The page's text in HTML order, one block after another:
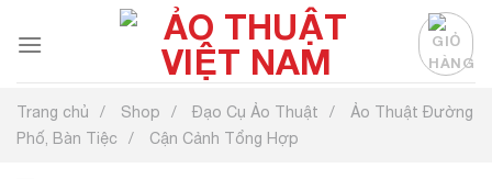
đến
Trang chủ Shop Đạo Cụ Ảo Thuật
Ảo Thuật Đường
Phố, Bàn Tiệc
Cận Cảnh Tổng Hợp